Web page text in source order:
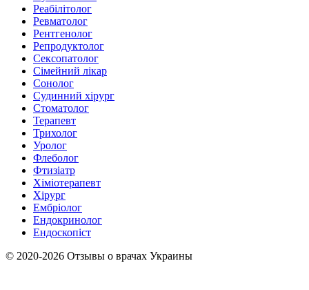
Реабілітолог
Ревматолог
Рентгенолог
Репродуктолог
Сексопатолог
Сімейний лікар
Сонолог
Судинний хірург
Стоматолог
Терапевт
Трихолог
Уролог
Флеболог
Фтизіатр
Хіміотерапевт
Хірург
Ембріолог
Ендокринолог
Ендоскопіст
© 2020-2026 Отзывы о врачах Украины